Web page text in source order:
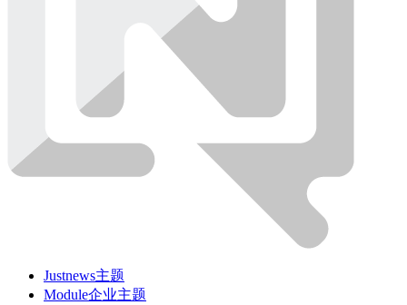
Justnews主题
Module企业主题